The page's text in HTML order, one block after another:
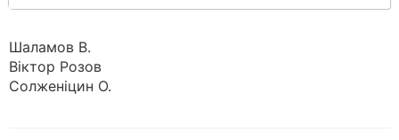
Шаламов В.
Віктор Розов
Солженіцин О.